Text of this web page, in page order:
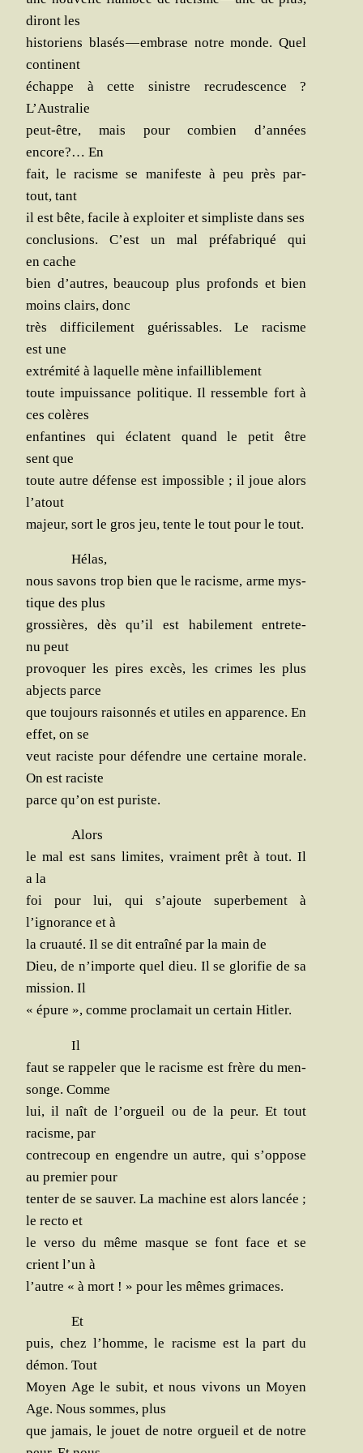
diront les
his­to­riens bla­sés — embrase notre monde. Quel
continent
échappe à cette sinistre recru­des­cence ?
L’Australie
peut-être, mais pour com­bien d’années
encore?… En
fait, le racisme se mani­feste à peu près par­
tout, tant
il est bête, facile à exploi­ter et sim­pliste dans ses
conclu­sions. C’est un mal pré­fa­bri­qué qui
en cache
bien d’autres, beau­coup plus pro­fonds et bien
moins clairs, donc
très dif­fi­ci­le­ment gué­ris­sables. Le racisme
est une
extré­mi­té à laquelle mène infailliblement
toute impuis­sance poli­tique. Il res­semble fort à
ces colères
enfan­tines qui éclatent quand le petit être
sent que
toute autre défense est impos­sible ; il joue alors
l’atout
majeur, sort le gros jeu, tente le tout pour le tout.
Hélas,
nous savons trop bien que le racisme, arme mys­
tique des plus
gros­sières, dès qu’il est habi­le­ment entre­te­
nu peut
pro­vo­quer les pires excès, les crimes les plus
abjects parce
que tou­jours rai­son­nés et utiles en appa­rence. En
effet, on se
veut raciste pour défendre une cer­taine morale.
On est raciste
parce qu’on est puriste.
Alors
le mal est sans limites, vrai­ment prêt à tout. Il
a la
foi pour lui, qui s’ajoute super­be­ment à
l’ignorance et à
la cruau­té. Il se dit entraî­né par la main de
Dieu, de n’importe quel dieu. Il se glo­ri­fie de sa
mis­sion. Il
« épure », comme pro­cla­mait un cer­tain Hitler.
Il
faut se rap­pe­ler que le racisme est frère du men­
songe. Comme
lui, il naît de l’orgueil ou de la peur. Et tout
racisme, par
contre­coup en engendre un autre, qui s’oppose
au pre­mier pour
ten­ter de se sau­ver. La machine est alors lan­cée ;
le rec­to et
le ver­so du même masque se font face et se
crient l’un à
l’autre « à mort ! » pour les mêmes grimaces.
Et
puis, chez l’homme, le racisme est la part du
démon. Tout
Moyen Age le subit, et nous vivons un Moyen
Age. Nous sommes, plus
que jamais, le jouet de notre orgueil et de notre